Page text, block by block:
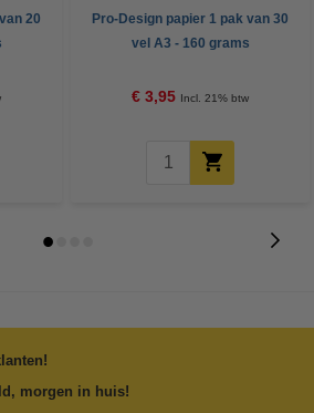
20
Pro-Design papier 1 pak van 30
vel A3 - 160 grams
€ 3,95 Incl. 21% btw
morgen in huis!